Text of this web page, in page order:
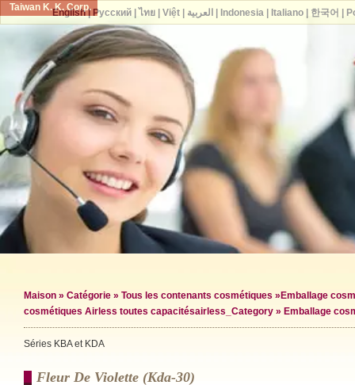
Taiwan K. K. Corp.
Maison » Catégorie » Tous les contenants cosmétiques » Emballage
cosmétiques Airless toutes capacitésairless_Category » Emballage
Séries KBA et KDA
Fleur De Violette (kda-30)
English| Русский| ไทย| Việt| العربية Indonesia| Italiano| 한국어